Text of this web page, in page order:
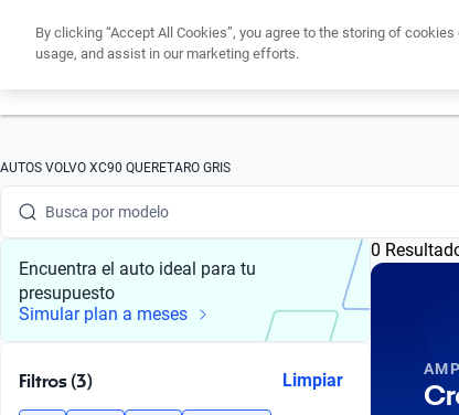
AUTOS VOLVO XC90 QUERETARO GRIS
Busca por marca
Busca por modelo
Busca por versión
Busca por año
Busca por modelo
Encuentra el auto ideal para tu
presupuesto
Simular plan a meses
Filtros (3) Limpiar
0
By clicking “Accept All Cookies”, you agree to the storing of
usage, and assist in our marketing efforts.